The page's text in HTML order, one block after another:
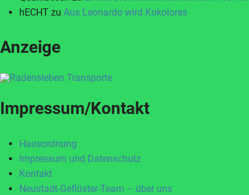
hECHT zu Aus Leonardo wird Kokolores
Anzeige
Impressum/Kontakt
Hausordnung
Impressum und Datenschutz
Kontakt
Neustadt-Geflüster-Team – über uns